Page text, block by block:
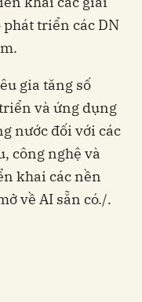
triển các DN
gia tăng số
và ứng dụng
nước đối với các
công nghệ và
khai các nền
về AI sẵn có./.